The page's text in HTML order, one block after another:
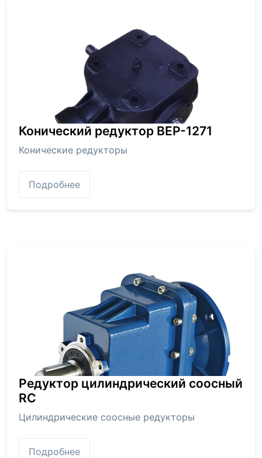
Конический редуктор BEP-1271
Конические редукторы
Подробнее
Редуктор цилиндрический соосный
RC
Цилиндрические соосные редукторы
Подробнее